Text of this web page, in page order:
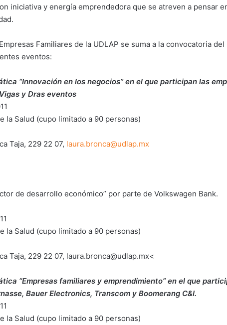
iniciativa y energía emprendedora que se atreven a pensar
Familiares de la UDLAP se suma a la convocatoria del
eventos:
“Innovación en los negocios” en el que participan las
y Dras eventos
la Salud (cupo limitado a 90 personas)
Taja, 229 22 07, laura.bronca@udlap.mx
de desarrollo económico” por parte de Volkswagen Bank.
la Salud (cupo limitado a 90 personas)
Taja, 229 22 07, laura.bronca@udlap.mx<
“Empresas familiares y emprendimiento” en el que
Bauer Electronics, Transcom y Boomerang C&I.
la Salud (cupo limitado a 90 personas)